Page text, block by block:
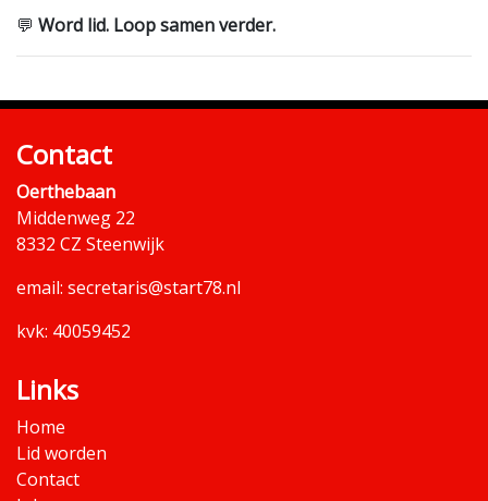
💬 Word lid. Loop samen verder.
Contact
Oerthebaan
Middenweg 22
8332 CZ Steenwijk
email: secretaris@start78.nl
kvk: 40059452
Links
Home
Lid worden
Contact